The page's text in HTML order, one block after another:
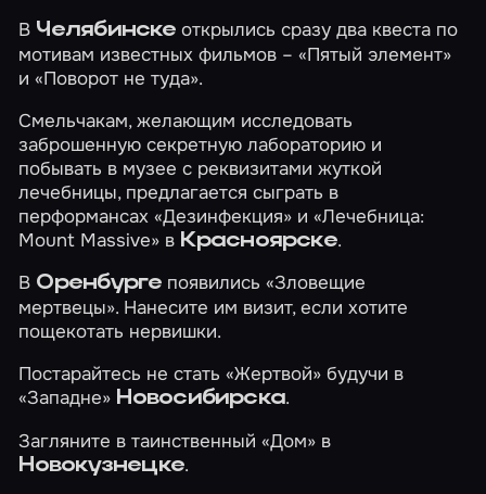
В Челябинске открылись сразу два квеста по
мотивам известных фильмов –«Пятый элемент»
и«Поворот не туда».
Смельчакам, желающим исследовать
заброшенную секретную лабораторию и
побывать в музее с реквизитами жуткой
лечебницы, предлагается сыграть в
перформансах«Дезинфекция» и«Лечебница:
Mount Massive» в Красноярске.
В Оренбурге появились«Зловещие
мертвецы». Нанесите им визит, если хотите
пощекотать нервишки.
Постарайтесь не стать«Жертвой» будучи в
«Западне» Новосибирска.
Загляните в таинственный«Дом» в
Новокузнецке.